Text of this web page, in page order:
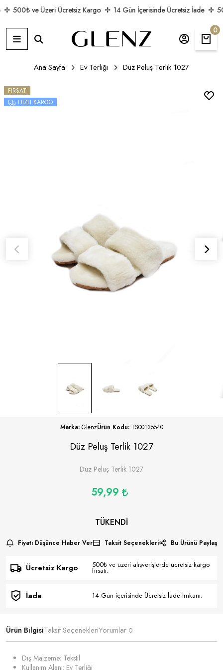
500₺ ve Üzeri Ücretsiz Kargo 14 Gün İçerisinde Ücretsiz İade
0
Ana Sayfa Ev Terliği Düz Peluş Terlik 1027
FIRSAT
HIZLI KARGO
Marka: GlenzÜrün Kodu: TS00135540
Düz Peluş Terlik 1027
Düz Peluş Terlik 1027
59,99
TÜKENDI
Fiyatı Düşünce Haber Ver Taksit Seçenekleri Bu Ürünü Paylaş
Ücretsiz Kargo 500₺ ve üzeri alışverişlerde ücretsiz kargo
fırsatı.
İade 14 Gün içerisinde Ücretsiz İade İmkanı.
Ürün BilgisiTaksit SeçenekleriYorumlar 0
Dış Malzeme: Tekstil
Kullanım Alanı: Ev Terliği